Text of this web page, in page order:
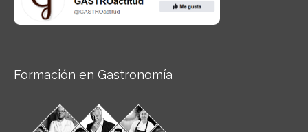
Formación en Gastronomía